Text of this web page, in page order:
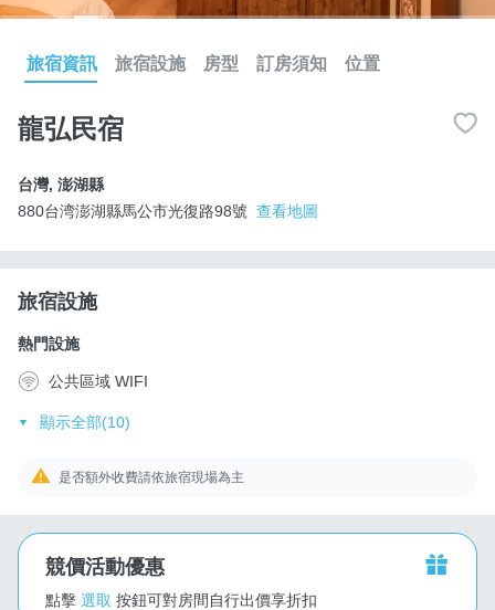
旅宿資訊 旅宿設施 房型 訂房須知 位置
龍弘民宿
台灣, 澎湖縣
880台湾澎湖縣馬公市光復路98號 查看地圖
旅宿設施
熱門設施
公共區域 WIFI
顯示全部(10)
是否額外收費請依旅宿現場為主
競價活動優惠
點擊 選取 按鈕可對房間自行出價享折扣